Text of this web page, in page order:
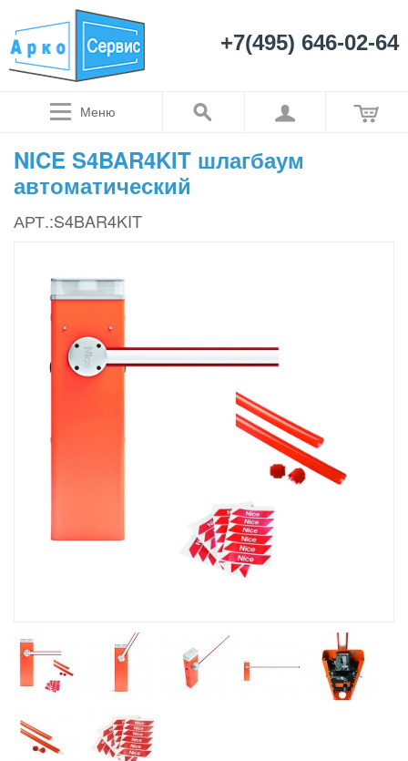
+7(495) 646-02-64
Меню
NICE S4BAR4KIT шлагбаум
автоматический
АРТ.:S4BAR4KIT